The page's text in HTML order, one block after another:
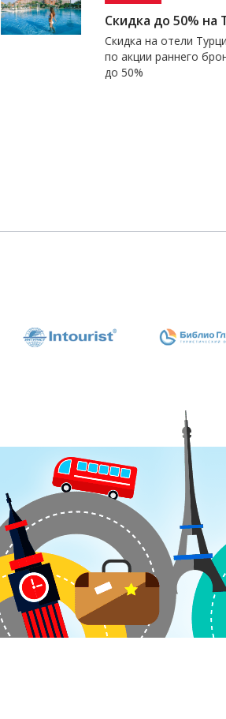
Скидка до 50% на Турцию
Скидка на отели Турции, России
по акции раннего бронирование